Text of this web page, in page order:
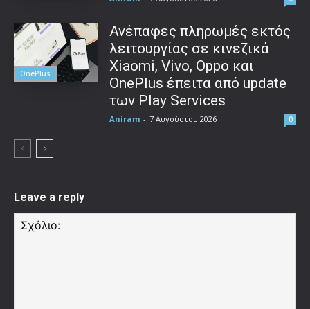
OnePlus
Ανέπαφες πληρωμές εκτός
λειτουργίας σε κινεζικά
Xiaomi, Vivo, Oppo και
OnePlus έπειτα από update
των Play Services
Aniram - 7 Αυγούστου 2026 0
Leave a reply